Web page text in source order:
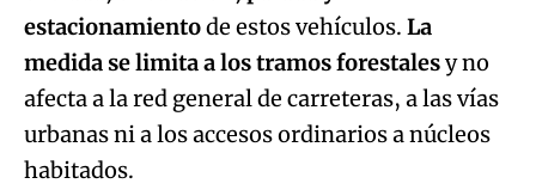
urbanas ni a los accesos ordinarios a núcleos
habitados.
Cierre temporal
La limitación será informada mediante